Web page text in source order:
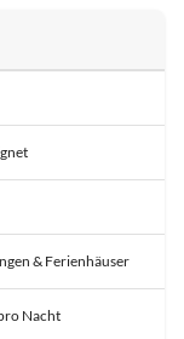
& Ferienhäuser
Nacht